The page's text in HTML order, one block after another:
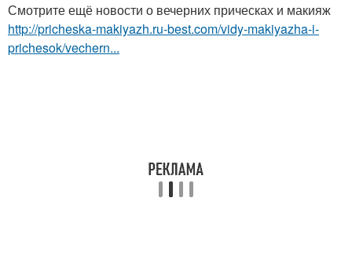
Смотрите ещё новости о вечерних прическах и макияж
http://pricheska-makiyazh.ru-best.com/vidy-makiyazha-i-
prichesok/vechern...